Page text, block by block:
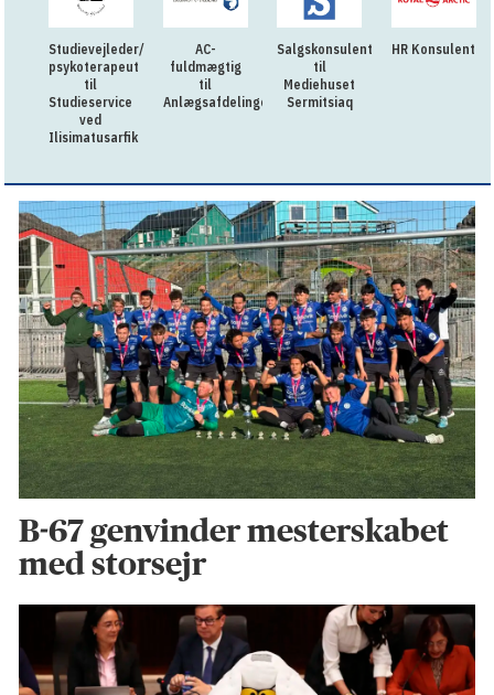
Studievejleder/
psykoterapeut
til
Studieservice
ved
Ilisimatusarfik
AC-
fuldmægtig
til
Anlægsafdelingen
Salgskonsulent
til
Mediehuset
Sermitsiaq
HR Konsulent
B-67 genvinder mesterskabet
med storsejr